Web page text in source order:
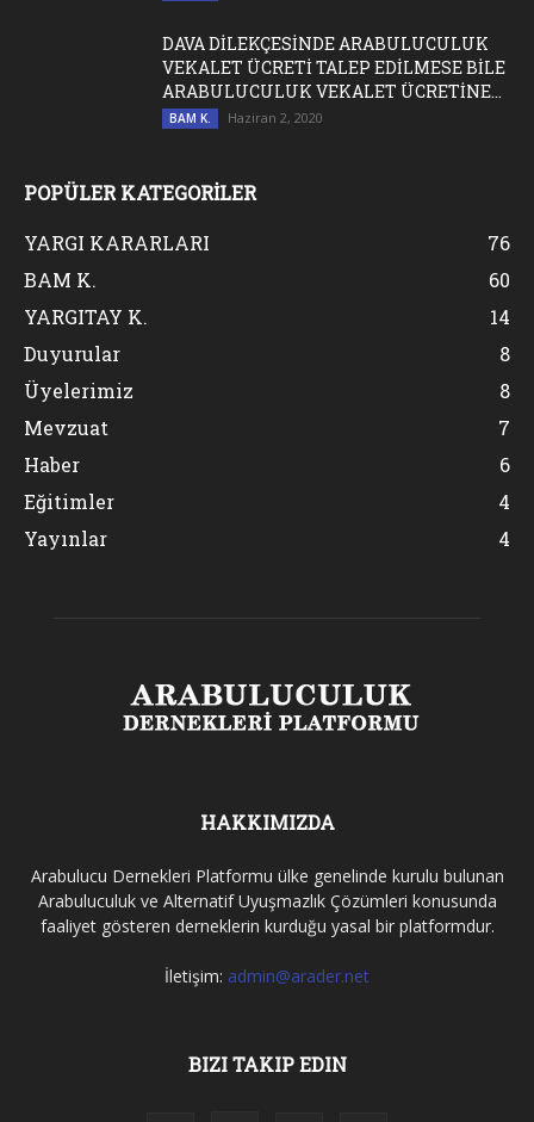
DAVA DİLEKÇESİNDE ARABULUCULUK
VEKALET ÜCRETİ TALEP EDİLMESE BİLE
ARABULUCULUK VEKALET ÜCRETİNE...
BAM K. Haziran 2, 2020
POPÜLER KATEGORİLER
YARGI KARARLARI
76
BAM K.
60
YARGITAY K.
14
Duyurular
8
Üyelerimiz
8
Mevzuat
7
Haber
6
Eğitimler
4
Yayınlar
4
HAKKIMIZDA
Arabulucu Dernekleri Platformu ülke genelinde kurulu bulunan
Arabuluculuk ve Alternatif Uyuşmazlık Çözümleri konusunda
faaliyet gösteren derneklerin kurduğu yasal bir platformdur.
İletişim: admin@arader.net
BIZI TAKIP EDIN